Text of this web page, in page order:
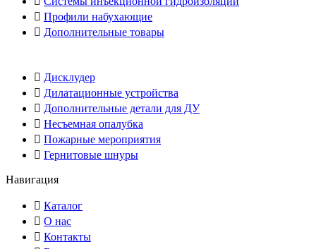
Профили набухающие
Дополнительные товары
Дисклудер
Дилатационные устройства
Дополнительные детали для ДУ
Несъемная опалубка
Пожарные мероприятия
Гернитовые шнуры
Навигация
Каталог
О нас
Контакты